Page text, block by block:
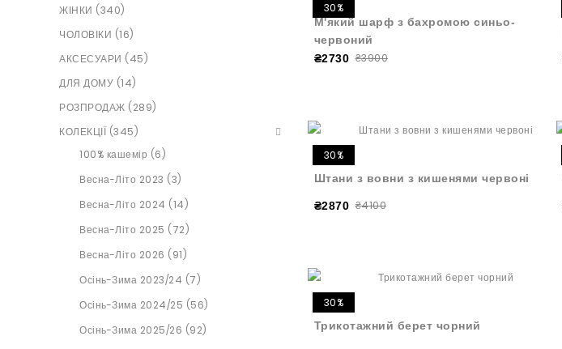
ЖІНКИ (340)
ЧОЛОВІКИ (16)
АКСЕСУАРИ (45)
ДЛЯ ДОМУ (14)
РОЗПРОДАЖ (289)
КОЛЕКЦІЇ (345)
100% кашемір (6)
Весна-Літо 2023 (3)
Весна-Літо 2024 (14)
Весна-Літо 2025 (72)
Весна-Літо 2026 (91)
Осінь-Зима 2023/24 (7)
Осінь-Зима 2024/25 (56)
Осінь-Зима 2025/26 (92)
30%
М'який шарф з бахромою синьо-
червоний
₴2730 ₴3900
30%
Штани з вовни з кишенями червоні
₴2870 ₴4100
30%
Трикотажний берет чорний